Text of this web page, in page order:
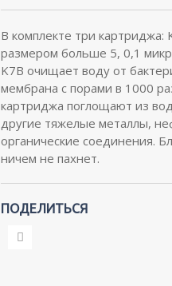
В комплекте три
размером больше 5, 0,1
K7B очищает воду от
мембрана с порами в 1000
картриджа поглощают из
другие тяжелые металлы,
органические соединения.
ничем не пахнет.
ПОДЕЛИТЬСЯ